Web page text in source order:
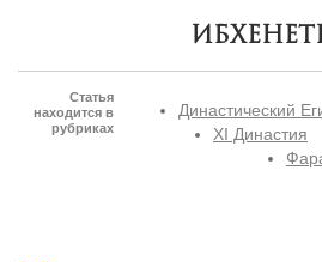
Статья
находится в
рубриках
Династический
XI Династия